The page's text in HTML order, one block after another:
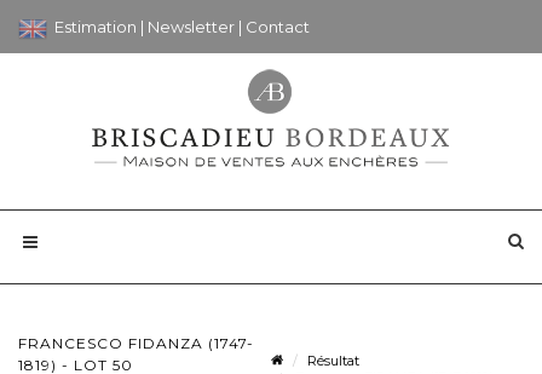
Estimation | Newsletter | Contact
FRANCESCO FIDANZA (1747-
1819) - LOT 50
Résultat